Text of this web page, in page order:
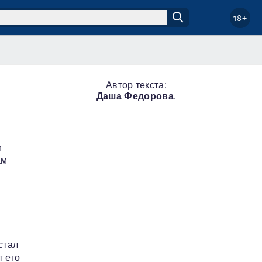
18+
его
Автор текста:
Даша Федорова.